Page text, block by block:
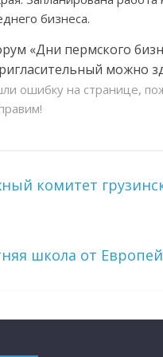
бизнеса.
«Дни пермского
можно
ошибку на странице,
комитет
школа от